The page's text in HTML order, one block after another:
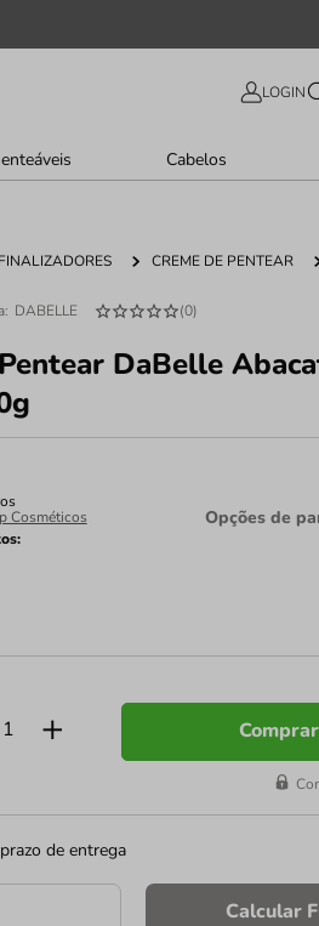
LOGIN
Cabelos
FINALIZADORES CREME DE PENTEAR
DABELLE (0)
DaBelle
Cosméticos Opções de
Comprar
de entrega
Calcular